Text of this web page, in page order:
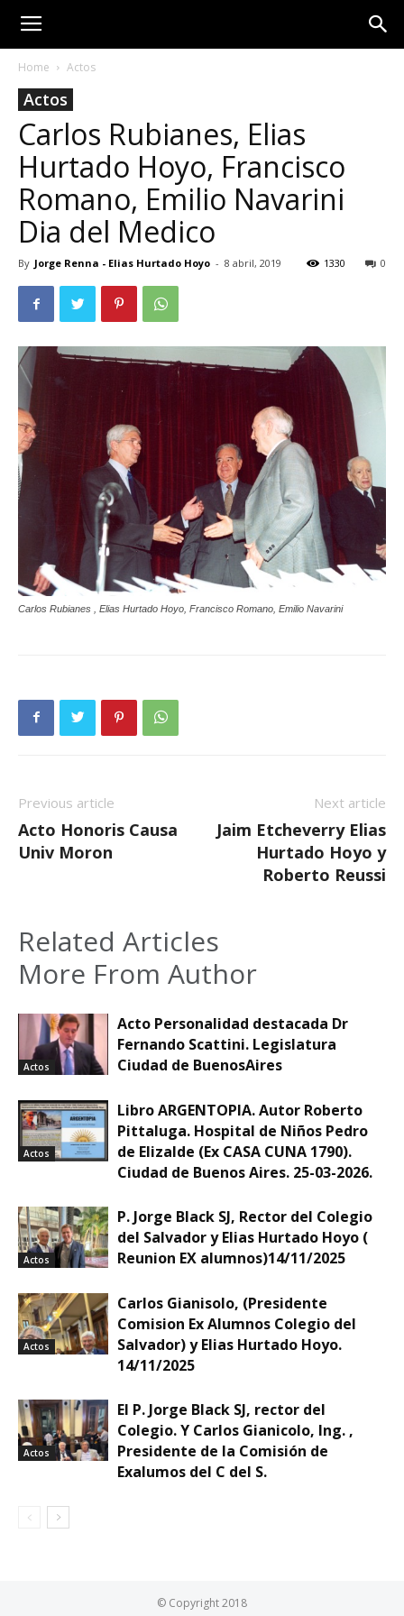
Home Actos
Actos
Carlos Rubianes, Elias
Hurtado Hoyo, Francisco
Romano, Emilio Navarini
Dia del Medico
By Jorge Renna - Elias Hurtado Hoyo - 8 abril, 2019 0
1330
Carlos Rubianes , Elias Hurtado Hoyo, Francisco Romano, Emilio Navarini
Previous article
Acto Honoris Causa
Univ Moron
Next article
Jaim Etcheverry Elias
Hurtado Hoyo y
Roberto Reussi
Related Articles
More From Author
Actos
Acto Personalidad destacada Dr
Fernando Scattini. Legislatura
Ciudad de BuenosAires
Actos
Libro ARGENTOPIA. Autor Roberto
Pittaluga. Hospital de Niños Pedro
de Elizalde (Ex CASA CUNA 1790).
Ciudad de Buenos Aires. 25-03-2026.
Actos
P. Jorge Black SJ, Rector del Colegio
del Salvador y Elias Hurtado Hoyo (
Reunion EX alumnos)14/11/2025
Actos
Carlos Gianisolo, (Presidente
Comision Ex Alumnos Colegio del
Salvador) y Elias Hurtado Hoyo.
14/11/2025
Actos
El P. Jorge Black SJ, rector del
Colegio. Y Carlos Gianicolo, Ing. ,
Presidente de la Comisión de
Exalumos del C del S.
© Copyright 2018